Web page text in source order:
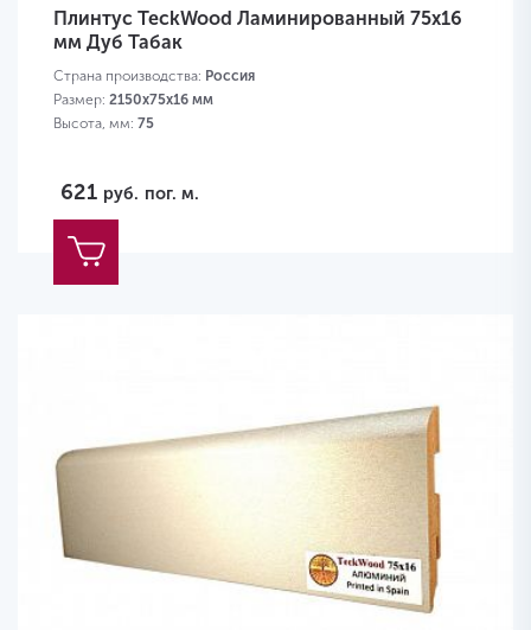
Плинтус TeckWood Ламинированный 75х16
мм Дуб Табак
Страна производства: Россия
Размер: 2150х75х16 мм
Высота, мм: 75
621 руб. пог. м.